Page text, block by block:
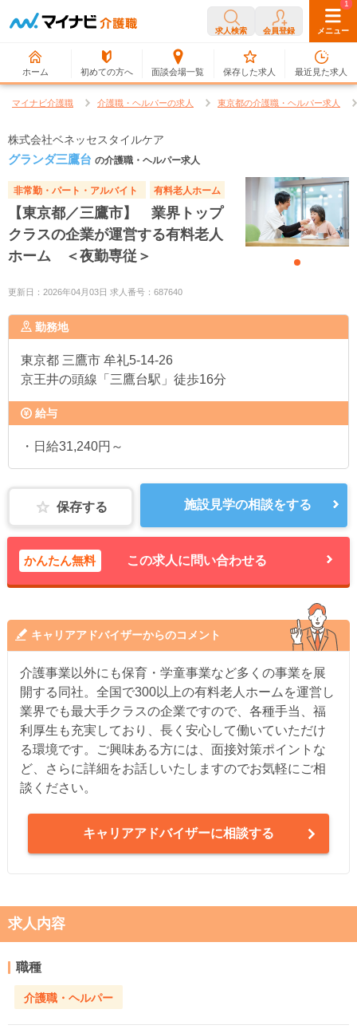
求人検索 会員登録 メニュー
ホーム 初めての方へ 面談会場一覧
0
保存した求人
1
最近見た求人
マイナビ介護職 介護職・ヘルパーの求人 東京都の介護職・ヘルパー求人
株式会社ベネッセスタイルケア
グランダ三鷹台 の介護職・ヘルパー求人
非常勤・パート・アルバイト 有料老人ホーム
【東京都／三鷹市】 業界トップ
クラスの企業が運営する有料老人
ホーム ＜夜勤専従＞
更新日：2026年04月03日 求人番号：687640
勤務地
東京都 三鷹市 牟礼5-14-26
京王井の頭線「三鷹台駅」徒歩16分
給与
・日給31,240円～
保存する 施設見学の相談をする
かんたん無料 この求人に問い合わせる
キャリアアドバイザーからのコメント
介護事業以外にも保育・学童事業など多くの事業を展
開する同社。全国で300以上の有料老人ホームを運営し
業界でも最大手クラスの企業ですので、各種手当、福
利厚生も充実しており、長く安心して働いていただけ
る環境です。ご興味ある方には、面接対策ポイントな
ど、さらに詳細をお話しいたしますのでお気軽にご相
談ください。
キャリアアドバイザーに相談する
求人内容
職種
介護職・ヘルパー